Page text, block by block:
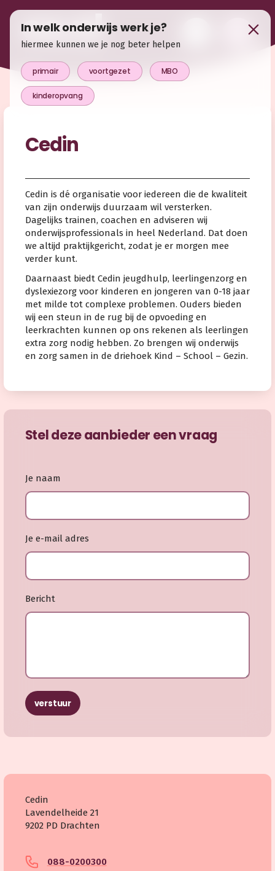
Cedin
Cedin is dé organisatie voor iedereen die de kwaliteit
van zijn onderwijs duurzaam wil versterken.
Dagelijks trainen, coachen en adviseren wij
onderwijsprofessionals in heel Nederland. Dat doen
we altijd praktijkgericht, zodat je er morgen mee
verder kunt.
Daarnaast biedt Cedin jeugdhulp, leerlingenzorg en
dyslexiezorg voor kinderen en jongeren van 0-18 jaar
met milde tot complexe problemen. Ouders bieden
wij een steun in de rug bij de opvoeding en
leerkrachten kunnen op ons rekenen als leerlingen
extra zorg nodig hebben. Zo brengen wij onderwijs
en zorg samen in de driehoek Kind – School – Gezin.
Stel deze aanbieder een vraag
Je naam
Je e-mail adres
Bericht
verstuur
Cedin
Lavendelheide 21
9202 PD Drachten
088-0200300
In welk onderwijs werk je?
hiermee kunnen we je nog beter helpen
primair voortgezet MBO
kinderopvang